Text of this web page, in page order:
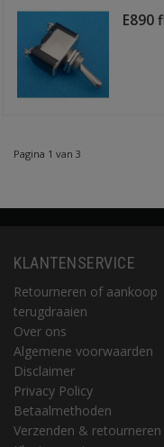
E890
Pagina 1 van 3
KLANTENSERVICE
Retourneren of aankoop
terugdraaien
Over ons
Algemene voorwaarden
Disclaimer
Privacy Policy
Betaalmethoden
Verzenden & retourneren